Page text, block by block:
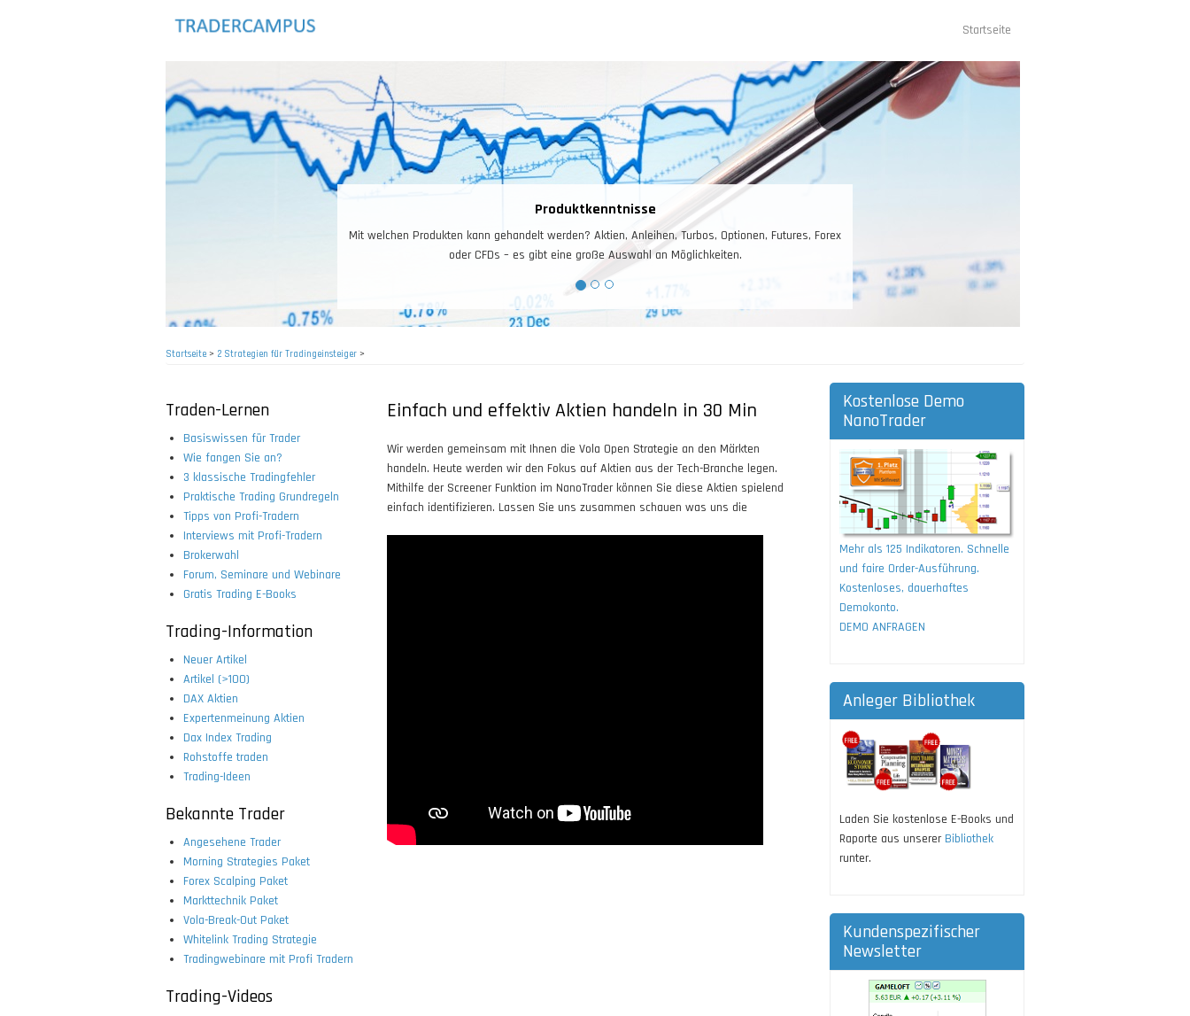
Startseite
Produktkenntnisse
Mit welchen Produkten kann gehandelt werden? Aktien, Anleihen, Turbos, Optionen, Futures, Forex
oder CFDs – es gibt eine große Auswahl an Möglichkeiten.
Startseite> 2 Strategien für Tradingeinsteiger >
Traden-Lernen
Basiswissen für Trader
Wie fangen Sie an?
3 klassische Tradingfehler
Praktische Trading Grundregeln
Tipps von Profi-Tradern
Interviews mit Profi-Tradern
Brokerwahl
Forum, Seminare und Webinare
Gratis Trading E-Books
Trading-Information
Neuer Artikel
Artikel (>100)
DAX Aktien
Expertenmeinung Aktien
Dax Index Trading
Rohstoffe traden
Trading-Ideen
Bekannte Trader
Angesehene Trader
Morning Strategies Paket
Forex Scalping Paket
Markttechnik Paket
Vola-Break-Out Paket
Whitelink Trading Strategie
Tradingwebinare mit Profi Tradern
Trading-Videos
Einfach und effektiv Aktien handeln in 30 Min
Wir werden gemeinsam mit Ihnen die Vola Open Strategie an den Märkten
handeln. Heute werden wir den Fokus auf Aktien aus der Tech-Branche legen.
Mithilfe der Screener Funktion im NanoTrader können Sie diese Aktien spielend
einfach identifizieren. Lassen Sie uns zusammen schauen was uns die
Kostenlose Demo
NanoTrader
Mehr als 125 Indikatoren. Schnelle
und faire Order-Ausführung.
Kostenloses, dauerhaftes
Demokonto.
DEMO ANFRAGEN
Anleger Bibliothek
Laden Sie kostenlose E-Books und
Raporte aus unserer Bibliothek
runter.
Kundenspezifischer
Newsletter